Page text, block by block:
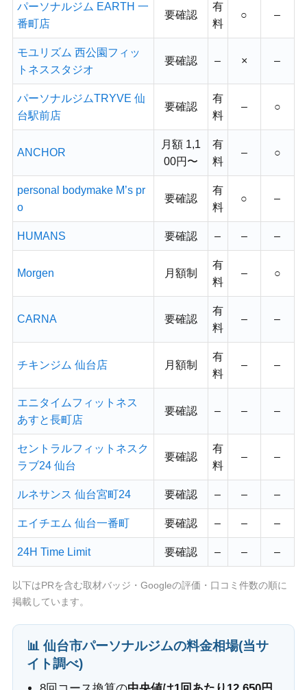
パーソナルジム EARTH 一
番町店
要確認
有
料
○ –
モユリズム 西公園フィッ
トネススタジオ
要確認 – × –
パーソナルジムTRYVE 仙
台駅前店
要確認
有
料
– ○
ANCHOR
月額 1,1
00円〜
有
料
– ○
personal bodymake M’s pr
o
要確認
有
料
○ –
HUMANS 要確認 – – –
Morgen 月額制
有
料
– ○
CARNA 要確認
有
料
– –
チキンジム 仙台店 月額制
有
料
– –
エニタイムフィットネス
あすと長町店
要確認 – – –
セントラルフィットネスク
ラブ24 仙台
要確認
有
料
– –
ルネサンス 仙台宮町24 要確認 – – –
エイチエム 仙台一番町 要確認 – – –
24H Time Limit 要確認 – – –
以下はPRを含む取材バッジ・Googleの評価・口コミ件数の順に
掲載しています。
📊 仙台市パーソナルジムの料金相場(当サ
イト調べ)